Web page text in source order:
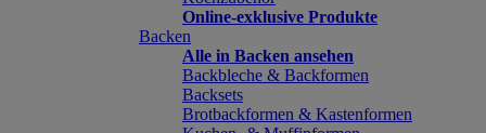
Online-exklusive Produkte
Backen
Alle in Backen ansehen
Backbleche & Backformen
Backsets
Brotbackformen & Kastenformen